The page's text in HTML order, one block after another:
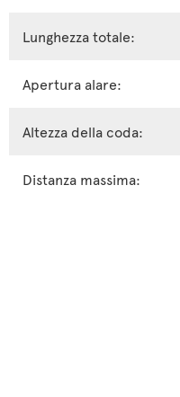
Lunghezza totale:
Apertura alare:
Altezza della coda:
Distanza massima: